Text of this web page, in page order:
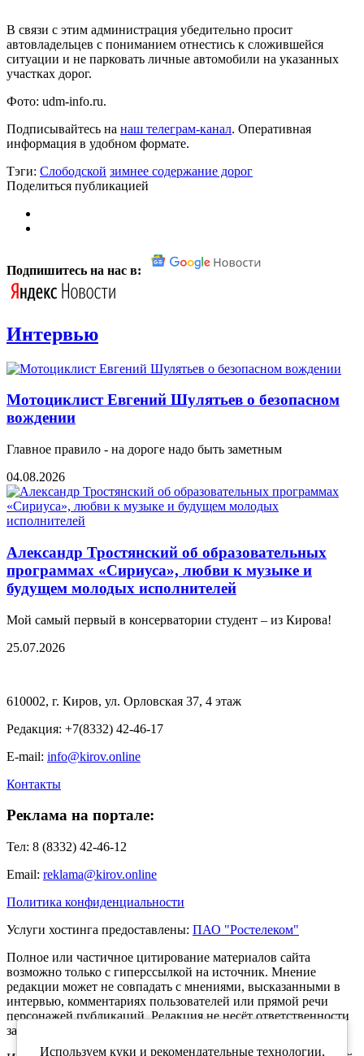
В связи с этим администрация убедительно просит
автовладельцев с пониманием отнестись к сложившейся
ситуации и не парковать личные автомобили на указанных
участках дорог.
Фото: udm-info.ru.
Подписывайтесь на наш телеграм-канал. Оперативная
информация в удобном формате.
Тэги: Слободской зимнее содержание дорог
Поделиться публикацией
Подпишитесь на нас в:
Интервью
Мотоциклист Евгений Шулятьев о безопасном
вождении
Главное правило - на дороге надо быть заметным
04.08.2026
Александр Тростянский об образовательных
программах «Сириуса», любви к музыке и
будущем молодых исполнителей
Мой самый первый в консерватории студент – из Кирова!
25.07.2026
610002, г. Киров, ул. Орловская 37, 4 этаж
Редакция: +7(8332) 42-46-17
E-mail: info@kirov.online
Контакты
Реклама на портале:
Тел: 8 (8332) 42-46-12
Email: reklama@kirov.online
Политика конфиденциальности
Услуги хостинга предоставлены: ПАО "Ростелеком"
Полное или частичное цитирование материалов сайта
возможно только с гиперссылкой на источник. Мнение
редакции может не совпадать с мнениями, высказанными в
интервью, комментариях пользователей или прямой речи
персонажей публикаций. Редакция не несёт ответственности
за текст комментариев читателей.
Используем куки и рекомендательные технологии,